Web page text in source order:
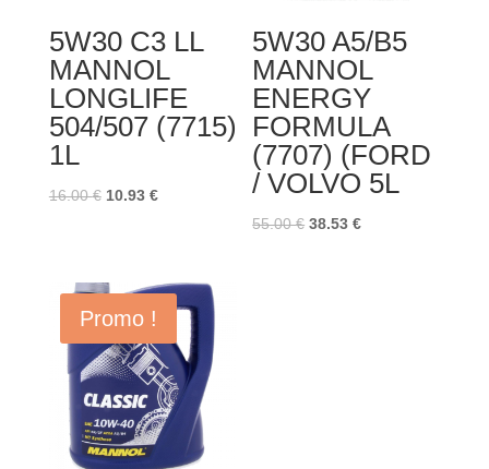
5W30 C3 LL
MANNOL
LONGLIFE
504/507 (7715)
1L
16.00€ Le
16.00 €.
10.93 €Le
10.93 €.
5W30 A5/B5
MANNOL
ENERGY
FORMULA
(7707) (FORD
/ VOLVO 5L
55.00€ Le
38.53€Le
Promo !